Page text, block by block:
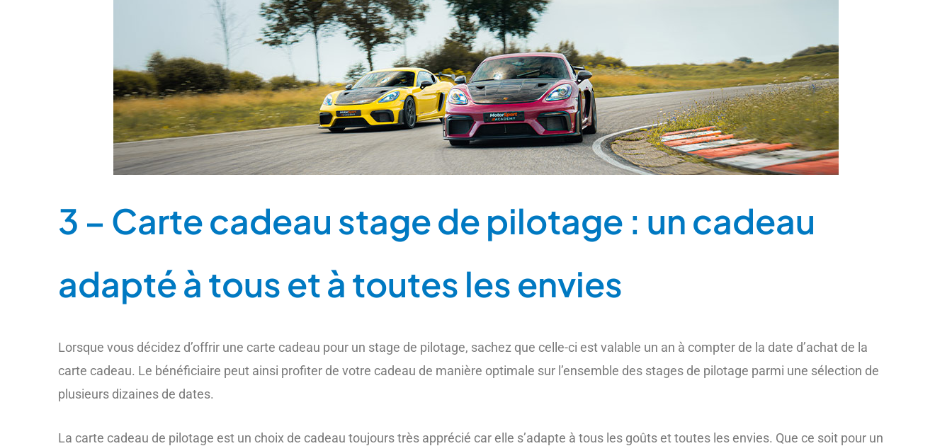
3 – Carte cadeau stage de pilotage : un cadeau
adapté à tous et à toutes les envies
Lorsque vous décidez d’offrir une carte cadeau pour un stage de pilotage, sachez que celle-ci est valable un an à compter de la date d’achat de la
carte cadeau. Le bénéficiaire peut ainsi profiter de votre cadeau de manière optimale sur l’ensemble des stages de pilotage parmi une sélection de
plusieurs dizaines de dates.
La carte cadeau de pilotage est un choix de cadeau toujours très apprécié car elle s’adapte à tous les goûts et toutes les envies. Que ce soit pour un